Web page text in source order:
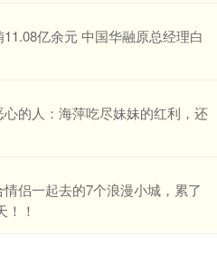
亿余元 中国华融原总经理白
的人：海萍吃尽妹妹的红利，还
侣一起去的7个浪漫小城，累了
！